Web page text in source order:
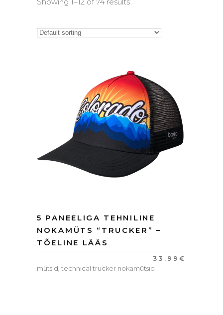
5 PANEELIGA TEHNILINE
NOKAMÜTS “TRUCKER” –
TÕELINE LÄÄS
33.99 €
mütsid technical trucker nokamütsid